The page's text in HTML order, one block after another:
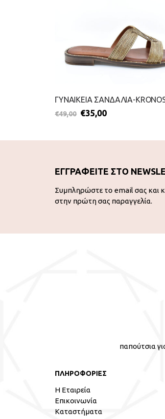
€49,00 €35,00
ΕΓΓΡΑΦΕΙΤΕ ΣΤΟ
Συμπληρώστε το email σας και
στην πρώτη σας παραγγελία.
παπούτσια
ΠΛΗΡΟΦΟΡΙΕΣ
Η Εταιρεία
Επικοινωνία
Καταστήματα